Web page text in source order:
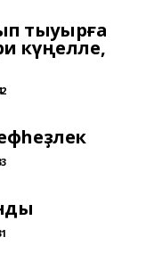
тыуырға
күңелле,